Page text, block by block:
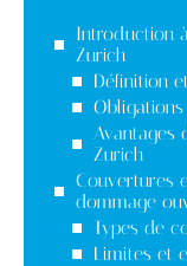
Introduction
Zurich
Définition
Obligations
Avantages
Zurich
Couvertures
dommage
Types de
Limites et